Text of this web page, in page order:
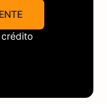
crédito